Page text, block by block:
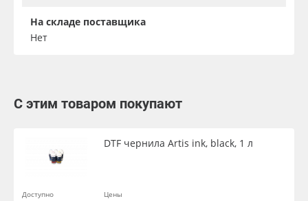
На складе поставщика
Нет
С этим товаром покупают
DTF чернила Artis ink, black, 1 л
Цены
Доступно